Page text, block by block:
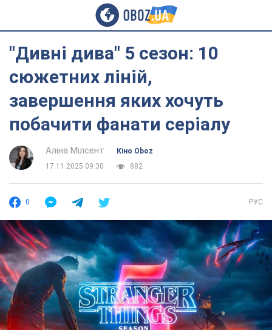
"Дивні дива" 5 сезон: 10
сюжетних ліній,
завершення яких хочуть
побачити фанати серіалу
Аліна Мілсент
Кіно Oboz
17.11.2025 09:30
882
0 РУС